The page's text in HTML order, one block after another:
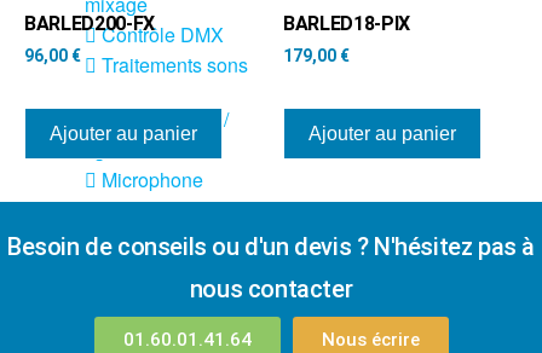
Contrôle DMX
Traitements sons
Public adress /
ligne 100V
Microphone
Sono portable sur
batterie
Accessoires
BARLED200-FX
96,00 €
Ajouter au panier
BARLED18-PIX
179,00 €
Ajouter au panier
Besoin de conseils ou d'un devis ? N'hésitez pas à
nous contacter
01.60.01.41.64 Nous écrire